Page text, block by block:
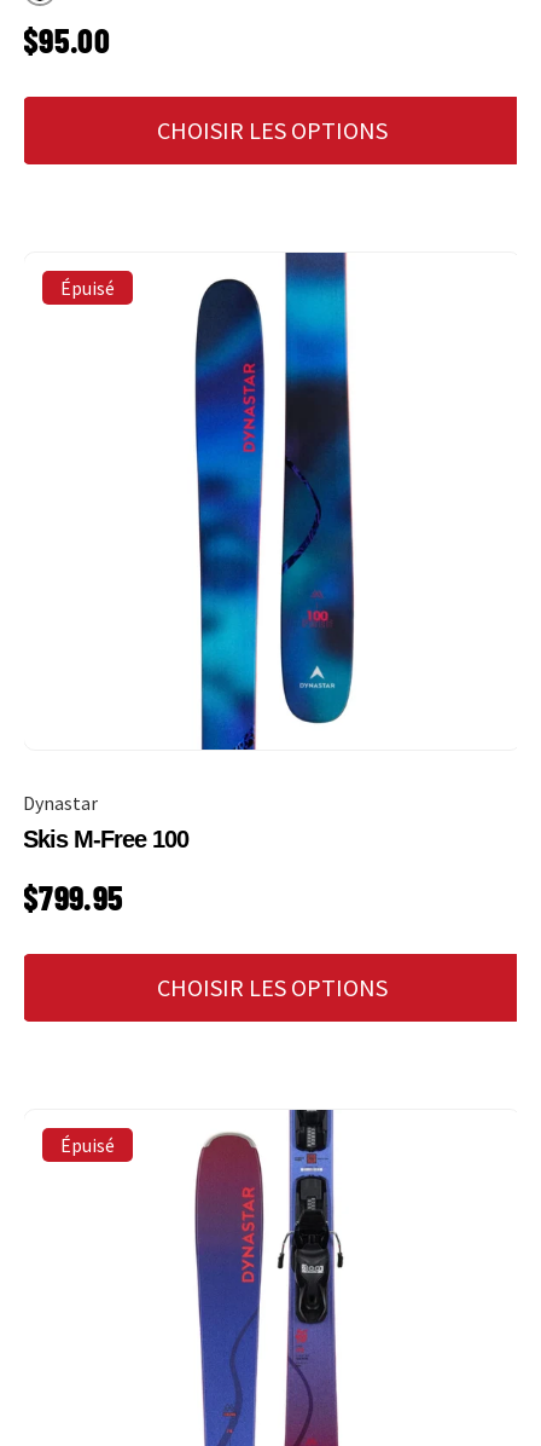
Noir
PRIX HABITUEL
$95.00
CHOISIR LES OPTIONS
Épuisé
Dynastar
Skis M-Free 100
PRIX HABITUEL
$799.95
CHOISIR LES OPTIONS
Épuisé